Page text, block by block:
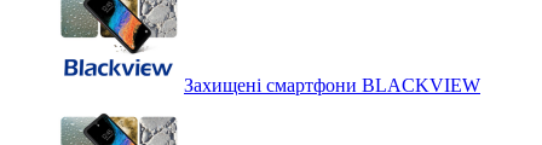
Захищені смартфони BLACKVIEW